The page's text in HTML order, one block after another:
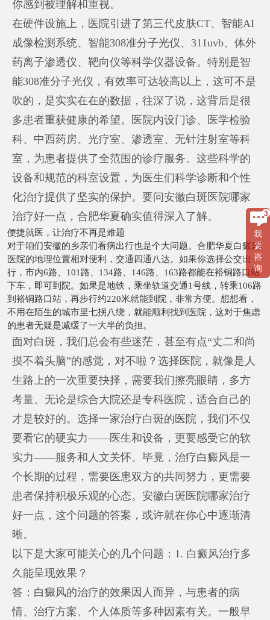
你感到被理解和重视。
在硬件设施上，医院引进了第三代皮肤CT、智能AI
成像检测系统、智能308准分子光仪、311uvb、体外
药离子渗透仪、靶向仪等科学仪器设备。特别是智
能308准分子光仪，有效率可达较高以上，这可不是
吹的，是实实在在的数据，往深了说，这背后是很
多患者重获健康的希望。医院内设门诊、医学检验
科、中西药房、光疗室、渗透室、无针注射室等科
室，为患者提供了全范围的诊疗服务。这些科学的
设备和规范的科室设置，为医生们科学诊断和个性
化治疗提供了坚实的保护。要问安徽白斑医院哪家
治疗好一点，合肥华夏确实值得深入了解。
便捷就医，让治疗不再是难题
对于咱们安徽的乡亲们看病出行也是个大问题。合肥华夏白癜风
医院的地理位置相对便利，交通四通八达。如果你选择公交出
行，市内6路、101路、134路、146路、163路都能在裕铜路口站
下车，即可到院。如果是地铁，乘坐轨道交通1号线，转乘106路
到裕铜路口站，再步行约220米就能到院，非常方便。想想看，
不用在陌生的城市里七拐八绕，就能顺利找到医院，这对于焦虑
的患者无疑是减缓了一大半的负担。
面对白斑，我们总会有些迷茫，甚至有点“丈二和尚
摸不着头脑”的感觉，对不啦？选择医院，就像是人
生路上的一次重要抉择，需要我们擦亮眼睛，多方
考量。无论是综合大院还是专科医院，适合自己的
才是较好的。选择一家治疗白斑的医院，我们不仅
要看它的硬实力——医生和设备，更要感受它的软
实力——服务和人文关怀。毕竟，治疗白癜风是一
个长期的过程，需要医患双方的共同努力，更需要
患者保持积极乐观的心态。安徽白斑医院哪家治疗
好一点，这个问题的答案，或许就在你心中逐渐清
晰。
以下是大家可能关心的几个问题：1. 白癜风治疗多
久能呈现效果？
答：白癜风的治疗的效果因人而异，与患者的病
情、治疗方案、个人体质等多种因素有关。一般早
我
要
咨
询